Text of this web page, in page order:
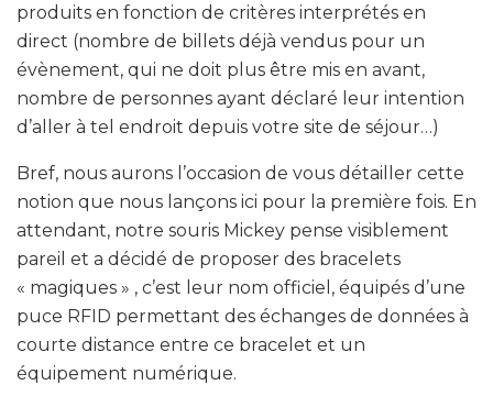
produits en fonction de critères interprétés en
direct (nombre de billets déjà vendus pour un
évènement, qui ne doit plus être mis en avant,
nombre de personnes ayant déclaré leur intention
d’aller à tel endroit depuis votre site de séjour…)
Bref, nous aurons l’occasion de vous détailler cette
notion que nous lançons ici pour la première fois. En
attendant, notre souris Mickey pense visiblement
pareil et a décidé de proposer des bracelets
« magiques » , c’est leur nom officiel, équipés d’une
puce RFID permettant des échanges de données à
courte distance entre ce bracelet et un
équipement numérique.